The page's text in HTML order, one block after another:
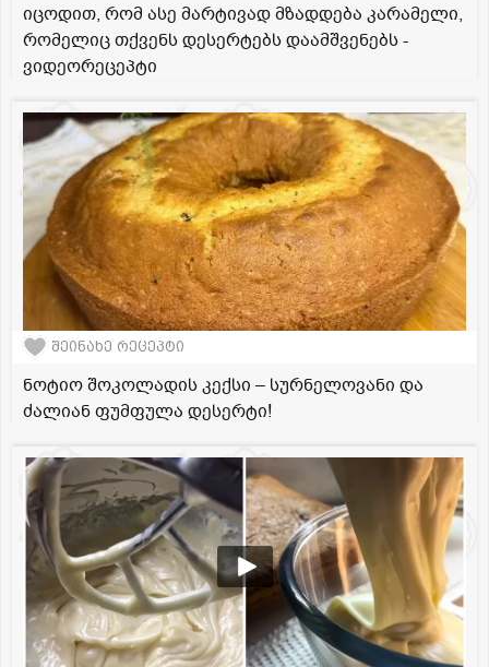
იცოდით, რომ ასე მარტივად მზადდება კარამელი,
რომელიც თქვენს დესერტებს დაამშვენებს -
ვიდეორეცეპტი
შეინახე რეცეპტი
ნოტიო შოკოლადის კექსი – სურნელოვანი და
ძალიან ფუმფულა დესერტი!